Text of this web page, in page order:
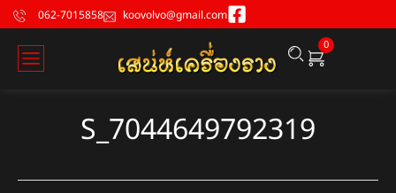
062-7015858 koovolvo@gmail.com
0
S_7044649792319